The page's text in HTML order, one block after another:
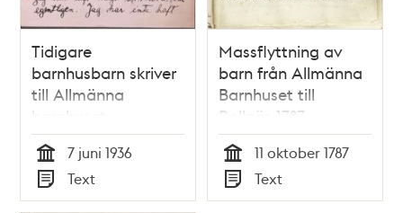
Tidigare
barnhusbarn skriver
till Allmänna
barnhuset
Tid
7 juni 1936
Typ
Text
Massflyttning av
barn från Allmänna
Barnhuset till
Bollnäs 1787
Tid
11 oktober 1787
Typ
Text